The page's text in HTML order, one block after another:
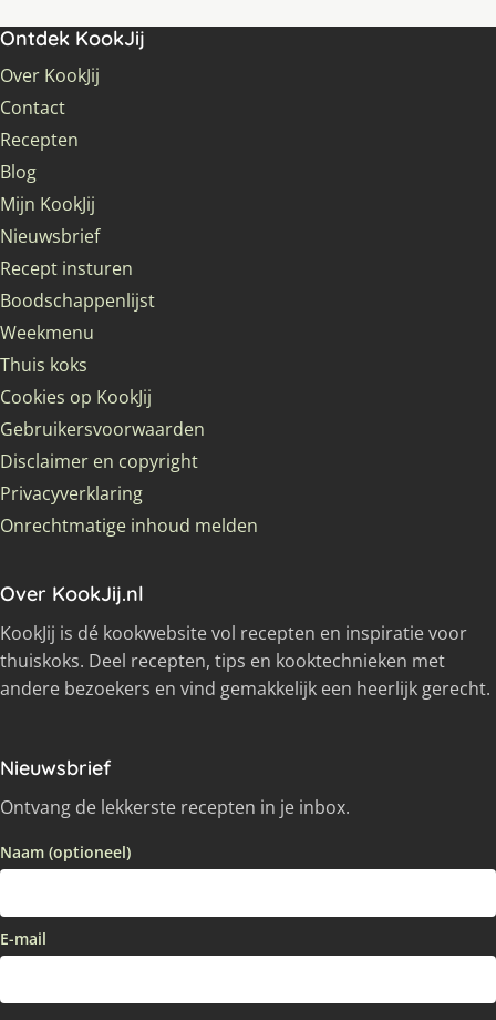
Ontdek KookJij
Over KookJij
Contact
Recepten
Blog
Mijn KookJij
Nieuwsbrief
Recept insturen
Boodschappenlijst
Weekmenu
Thuis koks
Cookies op KookJij
Gebruikersvoorwaarden
Disclaimer en copyright
Privacyverklaring
Onrechtmatige inhoud melden
Over KookJij.nl
KookJij is dé kookwebsite vol recepten en inspiratie voor
thuiskoks. Deel recepten, tips en kooktechnieken met
andere bezoekers en vind gemakkelijk een heerlijk gerecht.
Nieuwsbrief
Ontvang de lekkerste recepten in je inbox.
Naam (optioneel)
E-mail